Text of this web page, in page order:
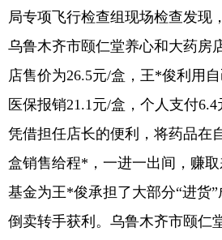
局专项飞行检查组现场检查发现
乌鲁木齐市颐仁堂养心和大药房
店售价为26.5元/盒，王*俊利用
医保报销21.1元/盒，个人支付
凭借担任店长的便利，将药品在
盒销售给程*，一进一出间，赚
基金为王*俊承担了大部分“进货
倒卖转手获利。乌鲁木齐市颐仁